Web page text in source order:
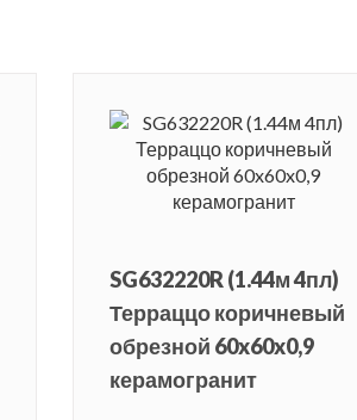
SG632220R (1.44м 4пл)
Терраццо коричневый
обрезной 60x60x0,9
керамогранит